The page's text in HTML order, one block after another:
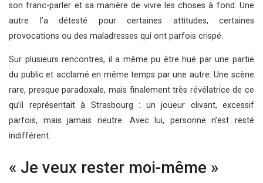
son franc-parler et sa manière de vivre les choses à fond. Une
autre l’a détesté pour certaines attitudes, certaines
provocations ou des maladresses qui ont parfois crispé.
Sur plusieurs rencontres, il a même pu être hué par une partie
du public et acclamé en même temps par une autre. Une scène
rare, presque paradoxale, mais finalement très révélatrice de ce
qu’il représentait à Strasbourg : un joueur clivant, excessif
parfois, mais jamais neutre. Avec lui, personne n’est resté
indifférent.
« Je veux rester moi-même »